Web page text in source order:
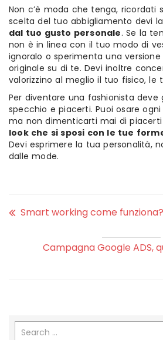
Non c’è moda che tenga, ricordati
scelta del tuo abbigliamento devi
dal tuo gusto personale. Se la
non è in linea con il tuo modo di
ignoralo o sperimenta una versione
originale su di te. Devi inoltre
valorizzino al meglio il tuo fisico, le
Per diventare una fashionista deve
specchio e piacerti. Puoi osare
ma non dimenticarti mai di
look che si sposi con le tue
Devi esprimere la tua personalità,
dalle mode.
Smart working come
Campagna Google ADS,